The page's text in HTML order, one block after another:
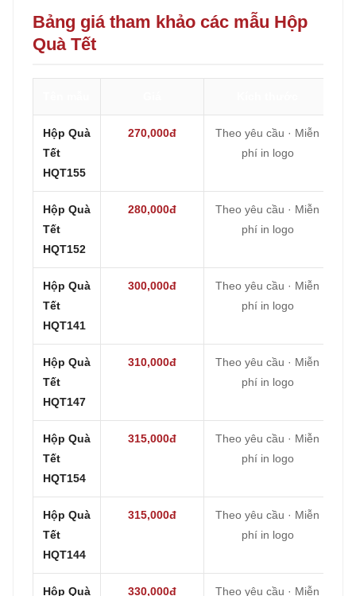
Bảng giá tham khảo các mẫu Hộp
Quà Tết
Hộp Quà
Tết
HQT155
270,000đ
Theo yêu cầu · Miễn
phí in logo
Hộp Quà
Tết
HQT152
280,000đ
Theo yêu cầu · Miễn
phí in logo
Hộp Quà
Tết
HQT141
300,000đ
Theo yêu cầu · Miễn
phí in logo
Hộp Quà
Tết
HQT147
310,000đ
Theo yêu cầu · Miễn
phí in logo
Hộp Quà
Tết
HQT154
315,000đ
Theo yêu cầu · Miễn
phí in logo
Hộp Quà
Tết
HQT144
315,000đ
Theo yêu cầu · Miễn
phí in logo
Hộp Quà
330,000đ
Theo yêu cầu · Miễn